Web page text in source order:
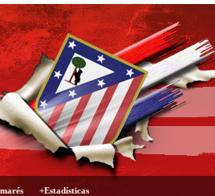
+Estadísticas